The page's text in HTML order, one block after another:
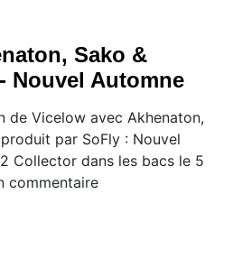
Sako &
Nouvel Automne
de Vicelow avec Akhenaton,
par SoFly : Nouvel
Collector dans les bacs le 5
commentaire